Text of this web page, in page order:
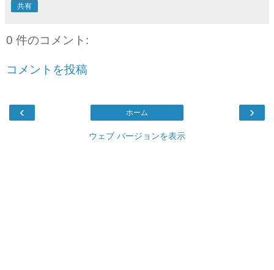
共有
0 件のコメント:
コメントを投稿
‹ ›
ホーム
ウェブ バージョンを表示